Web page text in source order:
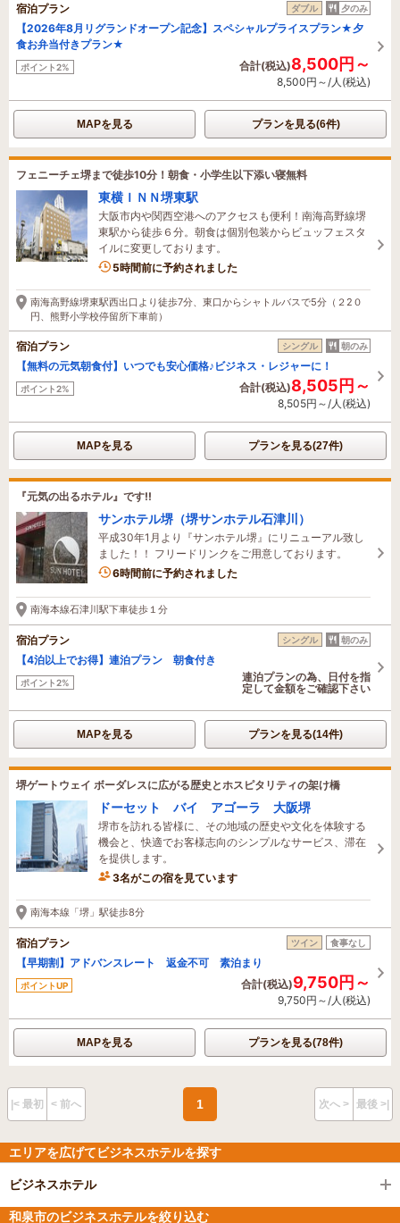
宿泊プラン ダブル 夕のみ
【2026年8月リグランドオープン記念】スペシャルプライスプラン★夕
食お弁当付きプラン★
ポイント2% 合計(税込)8,500円～
8,500円～/人(税込)
MAPを見る プランを見る(6件)
フェニーチェ堺まで徒歩10分！朝食・小学生以下添い寝無料
東横ＩＮＮ堺東駅
大阪市内や関西空港へのアクセスも便利！南海高野線堺
東駅から徒歩６分。朝食は個別包装からビュッフェスタ
イルに変更しております。
5時間前に予約されました
南海高野線堺東駅西出口より徒歩7分、東口からシャトルバスで5分（２2０
円、熊野小学校停留所下車前）
宿泊プラン シングル 朝のみ
【無料の元気朝食付】いつでも安心価格♪ビジネス・レジャーに！
ポイント2% 合計(税込)8,505円～
8,505円～/人(税込)
MAPを見る プランを見る(27件)
『元気の出るホテル』です!!
サンホテル堺（堺サンホテル石津川）
平成30年1月より『サンホテル堺』にリニューアル致し
ました！！ フリードリンクをご用意しております。
6時間前に予約されました
南海本線石津川駅下車徒歩１分
宿泊プラン シングル 朝のみ
【4泊以上でお得】連泊プラン 朝食付き
ポイント2%
連泊プランの為、日付を指
定して金額をご確認下さい
MAPを見る プランを見る(14件)
堺ゲートウェイ ボーダレスに広がる歴史とホスピタリティの架け橋
ドーセット バイ アゴーラ 大阪堺
堺市を訪れる皆様に、その地域の歴史や文化を体験する
機会と、快適でお客様志向のシンプルなサービス、滞在
を提供します。
3名がこの宿を見ています
4時間前に予約されました
南海本線「堺」駅徒歩8分
宿泊プラン ツイン 食事なし
【早期割】アドバンスレート 返金不可 素泊まり
ポイントUP 合計(税込)9,750円～
9,750円～/人(税込)
MAPを見る プランを見る(78件)
|< 最初 < 前へ 1 次へ > 最後 >|
エリアを広げてビジネスホテルを探す
ビジネスホテル
和泉市のビジネスホテルを絞り込む